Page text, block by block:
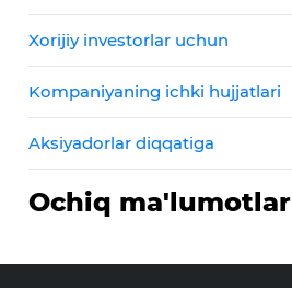
Xorijiy investorlar uchun
Kompaniyaning ichki hujjatlari
Aksiyadorlar diqqatiga
Ochiq ma'lumotlar